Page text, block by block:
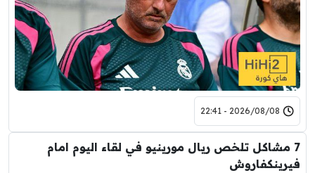
2026/08/08 - 22:41
7 مشاكل تلخص ريال مورينيو في لقاء اليوم امام
فيرينكفاروش